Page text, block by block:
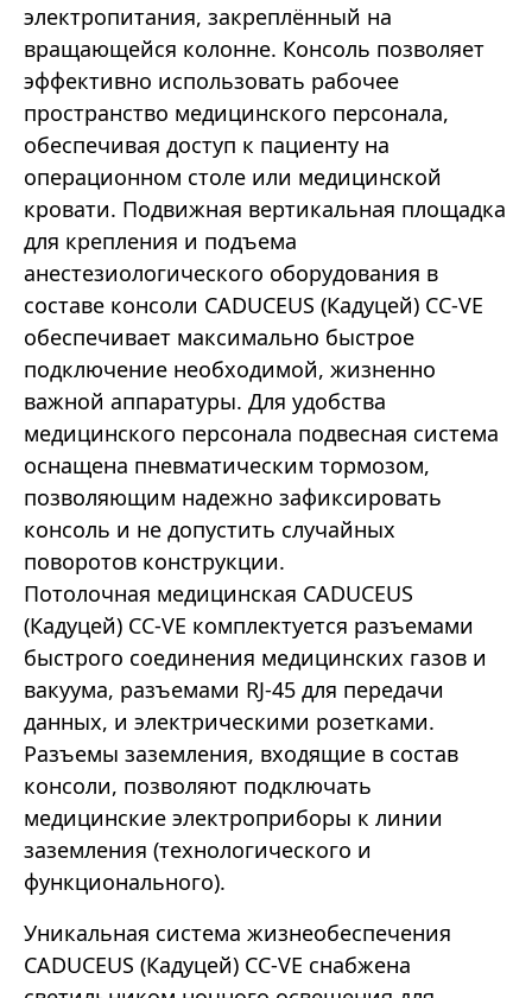
электропитания, закреплённый на
вращающейся колонне. Консоль позволяет
эффективно использовать рабочее
пространство медицинского персонала,
обеспечивая доступ к пациенту на
операционном столе или медицинской
кровати. Подвижная вертикальная площадка
для крепления и подъема
анестезиологического оборудования в
составе консоли CADUCEUS (Кадуцей) CC-VE
обеспечивает максимально быстрое
подключение необходимой, жизненно
важной аппаратуры. Для удобства
медицинского персонала подвесная система
оснащена пневматическим тормозом,
позволяющим надежно зафиксировать
консоль и не допустить случайных
поворотов конструкции.
Потолочная медицинская CADUCEUS
(Кадуцей) CC-VE комплектуется разъемами
быстрого соединения медицинских газов и
вакуума, разъемами RJ-45 для передачи
данных, и электрическими розетками.
Разъемы заземления, входящие в состав
консоли, позволяют подключать
медицинские электроприборы к линии
заземления (технологического и
функционального).
Уникальная система жизнеобеспечения
CADUCEUS (Кадуцей) CC-VE снабжена